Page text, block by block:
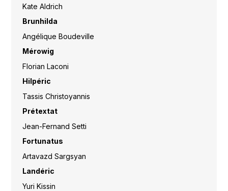
Kate Aldrich
Brunhilda
Angélique Boudeville
Mérowig
Florian Laconi
Hilpéric
Tassis Christoyannis
Prétextat
Jean-Fernand Setti
Fortunatus
Artavazd Sargsyan
Landéric
Yuri Kissin